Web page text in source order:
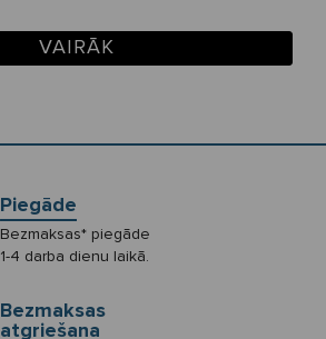
VAIRĀK
Piegāde
Bezmaksas* piegāde
1-4 darba dienu laikā.
Bezmaksas
atgriešana